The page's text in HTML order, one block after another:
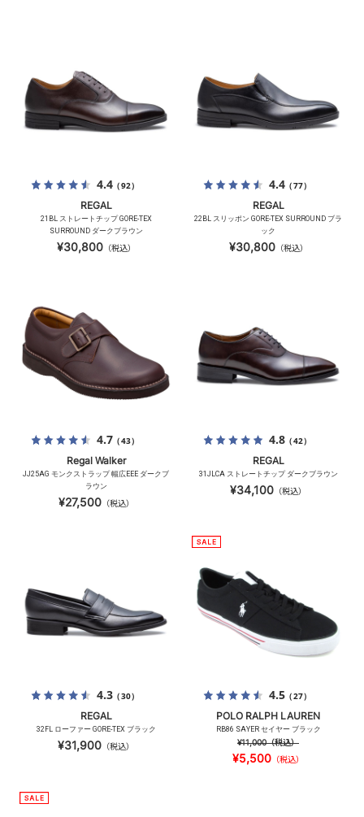
4.4（92）
REGAL
21BL ストレートチップ GORE-TEX
SURROUND ダークブラウン
¥30,800（税込）
4.4（77）
REGAL
22BL スリッポン GORE-TEX SURROUND ブラ
ック
¥30,800（税込）
4.7（43）
Regal Walker
JJ25AG モンクストラップ 幅広EEE ダークブ
ラウン
¥27,500（税込）
4.8（42）
REGAL
31JLCA ストレートチップ ダークブラウン
¥34,100 （税込）
4.3（30）
REGAL
32FL ローファー GORE-TEX ブラック
¥31,900 （税込）
4.5（27）
POLO RALPH LAUREN
RB86 SAYER セイヤー ブラック
¥11,000（税込）
¥5,500 （税込）